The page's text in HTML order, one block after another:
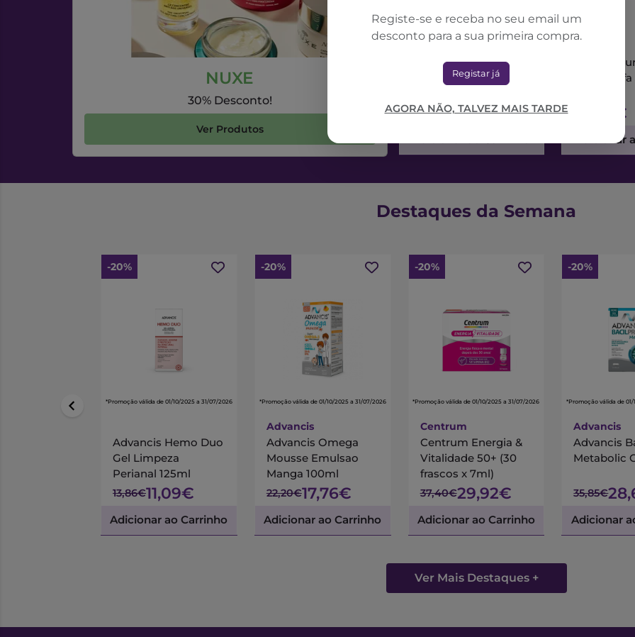
Registe-se e receba no seu email um
desconto para a sua primeira compra.
Registar já
AGORA NÃO, TALVEZ MAIS TARDE
NUXE
30% Desconto!
Ver Produtos
NUXE
Nuxe Nuxuriance Ultra
Creme Dia Alfa 3R
71,42€
Nuxe
Sérum
73,56€
Adicionar
Destaques da Semana
-20%
*Promoção válida de 01/10/2025 a 31/07/2026
Advancis Hemo Duo
Gel Limpeza
Perianal 125ml
13,86€11,09€
Adicionar ao Carrinho
-20%
*Promoção válida de 01/10/2025 a 31/07/2026
Advancis
Advancis Omega
Mousse Emulsao
Manga 100ml
22,20€17,76€
Adicionar ao Carrinho
-20%
*Promoção válida de 01/10/2025 a 31/07/2026
Centrum
Centrum Energia &
Vitalidade 50+ (30
frascos x 7ml)
37,40€29,92€
Adicionar ao Carrinho
-20%
*Promoção válida de
Advancis
Advancis
Metabolic
35,85€
Adicionar
Ver Mais Destaques +